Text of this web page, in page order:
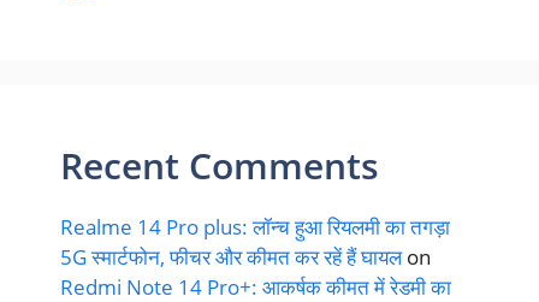
Recent Comments
Realme 14 Pro plus: लॉन्च हुआ रियलमी का तगड़ा
5G स्मार्टफोन, फीचर और कीमत कर रहें हैं घायलon
Redmi Note 14 Pro+: आकर्षक कीमत में रेडमी का